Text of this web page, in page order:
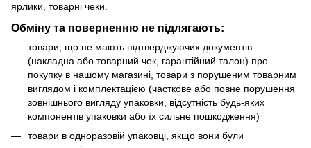
ярлики, товарні чеки.
Обміну та поверненню не підлягають:
товари, що не мають підтверджуючих документів
(накладна або товарний чек, гарантійний талон) про
покупку в нашому магазині, товари з порушеним товарним
виглядом і комплектацією (часткове або повне порушення
зовнішнього вигляду упаковки, відсутність будь-яких
компонентів упаковки або їх сильне пошкодження)
товари в одноразовій упаковці, якщо вони були